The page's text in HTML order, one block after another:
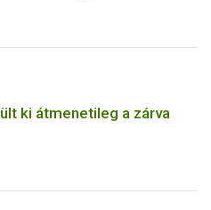
ki átmenetileg a zárva